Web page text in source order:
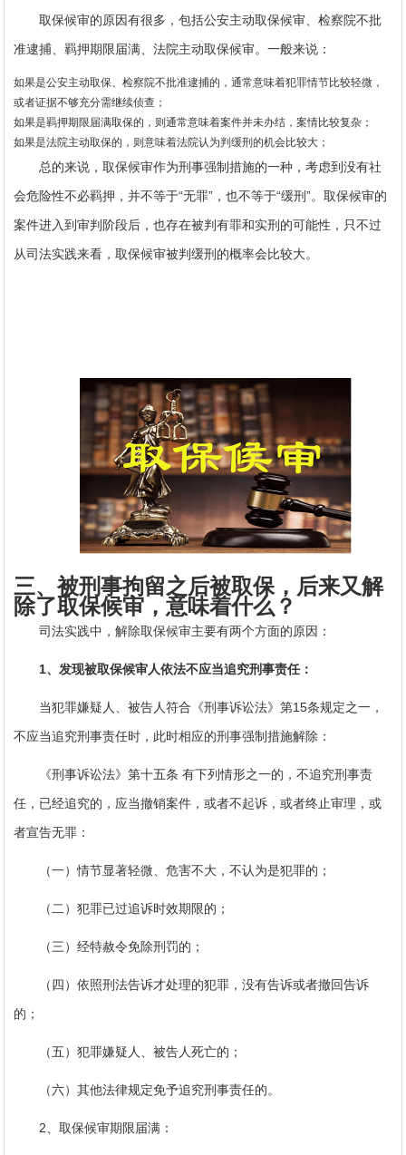
取保候审的原因有很多，包括公安主动取保候审、检察院不批
准逮捕、羁押期限届满、法院主动取保候审。一般来说：
如果是公安主动取保、检察院不批准逮捕的，通常意味着犯罪情节比较轻微，
或者证据不够充分需继续侦查；
如果是羁押期限届满取保的，则通常意味着案件并未办结，案情比较复杂；
如果是法院主动取保的，则意味着法院认为判缓刑的机会比较大；
总的来说，取保候审作为刑事强制措施的一种，考虑到没有社
会危险性不必羁押，并不等于“无罪”，也不等于“缓刑”。取保候审的
案件进入到审判阶段后，也存在被判有罪和实刑的可能性，只不过
从司法实践来看，取保候审被判缓刑的概率会比较大。
三、被刑事拘留之后被取保，后来又解
除了取保候审，意味着什么？
司法实践中，解除取保候审主要有两个方面的原因：
1、发现被取保候审人依法不应当追究刑事责任：
当犯罪嫌疑人、被告人符合《刑事诉讼法》第15条规定之一，
不应当追究刑事责任时，此时相应的刑事强制措施解除：
《刑事诉讼法》第十五条 有下列情形之一的，不追究刑事责
任，已经追究的，应当撤销案件，或者不起诉，或者终止审理，或
者宣告无罪：
（一）情节显著轻微、危害不大，不认为是犯罪的；
（二）犯罪已过追诉时效期限的；
（三）经特赦令免除刑罚的；
（四）依照刑法告诉才处理的犯罪，没有告诉或者撤回告诉
的；
（五）犯罪嫌疑人、被告人死亡的；
（六）其他法律规定免予追究刑事责任的。
2、取保候审期限届满：